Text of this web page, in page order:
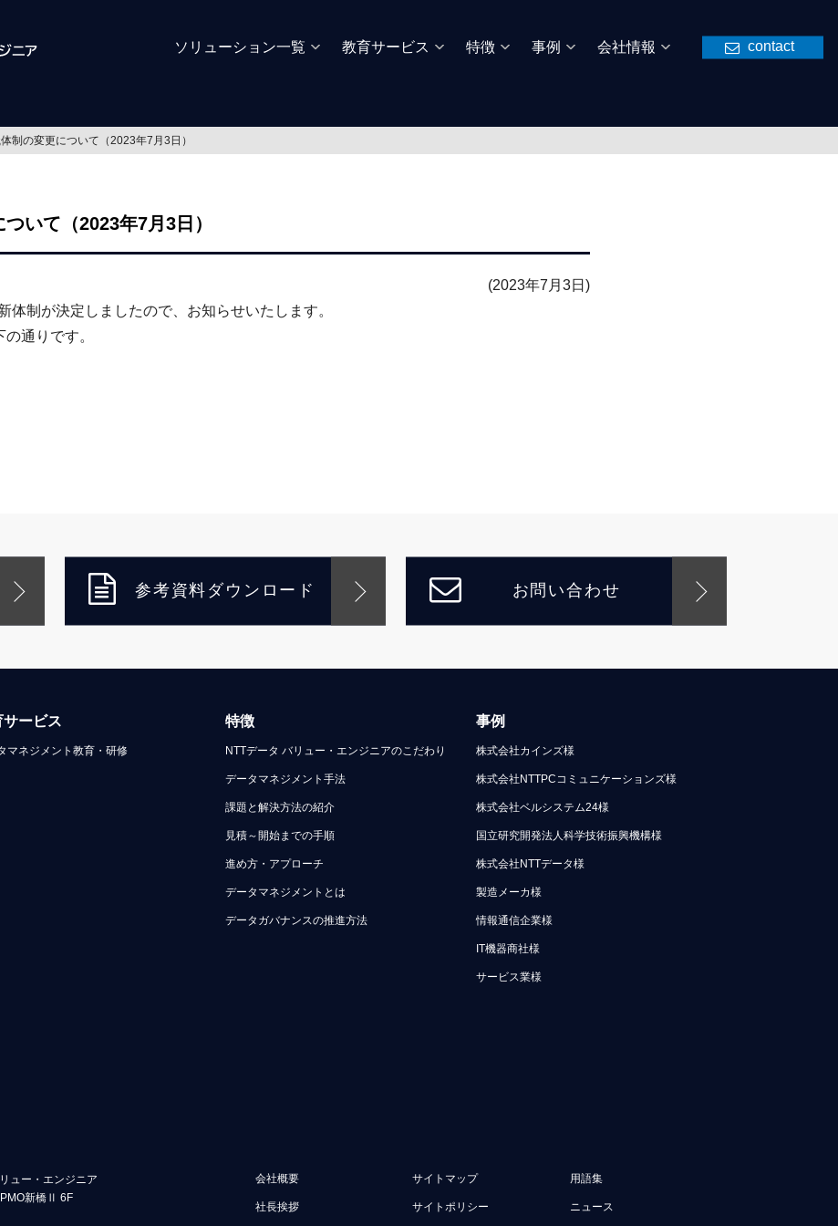
ソリューション一覧 教育サービス 特徴 事例 会社情報 contact
制の変更について（2023年7月3日）
いて（2023年7月3日）
(2023年7月3日)
体制が決定しましたので、お知らせいたします。
通りです。
参考資料ダウンロード お問い合わせ
サービス
マネジメント教育・研修
特徴
NTTデータ バリュー・エンジニアのこだわり
データマネジメント手法
課題と解決方法の紹介
見積～開始までの手順
進め方・アプローチ
データマネジメントとは
データガバナンスの推進方法
事例
株式会社カインズ様
株式会社NTTPCコミュニケーションズ様
株式会社ベルシステム24様
国立研究開発法人科学技術振興機構様
株式会社NTTデータ様
製造メーカ様
情報通信企業様
IT機器商社様
サービス業様
会社概要
社長挨拶
サイトマップ
サイトポリシー
用語集
ニュース
ュー・エンジニア
新橋Ⅱ 6F